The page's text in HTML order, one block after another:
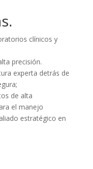
clínicos y
precisión.
experta detrás de
de alta
el manejo
estratégico en